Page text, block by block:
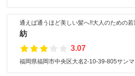
通えば通うほど美しい髪へ!!大人のための
紡
3.07
福岡県福岡市中央区大名2-10-39-805サン